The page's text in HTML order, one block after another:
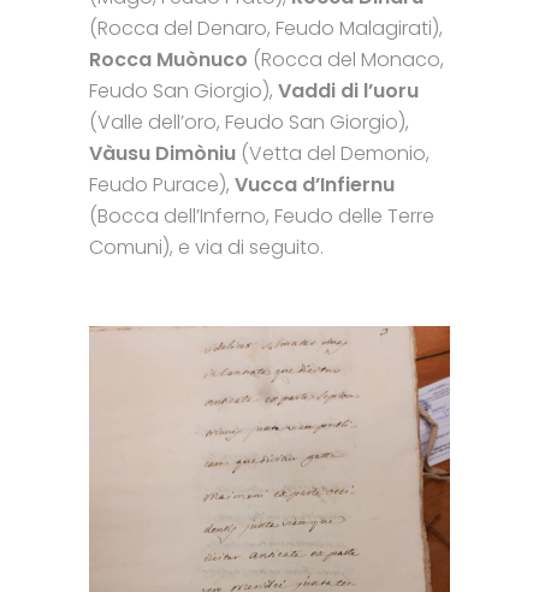
(Rocca del Denaro, Feudo Malagirati),
Rocca Muònuco (Rocca del Monaco,
Feudo San Giorgio), Vaddi di l’uoru
(Valle dell’oro, Feudo San Giorgio),
Vàusu Dimòniu (Vetta del Demonio,
Feudo Purace), Vucca d’Infiernu
(Bocca dell’Inferno, Feudo delle Terre
Comuni), e via di seguito.